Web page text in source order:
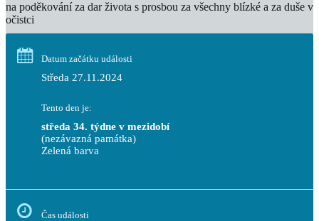
na poděkování za dar života s prosbou za všechny blízké a za duše v
očistci
Datum začátku události
Středa 27.11.2024
Tento den je:
středa 34. týdne v mezidobí
(nezávazná památka)
Zelená barva
Čas události